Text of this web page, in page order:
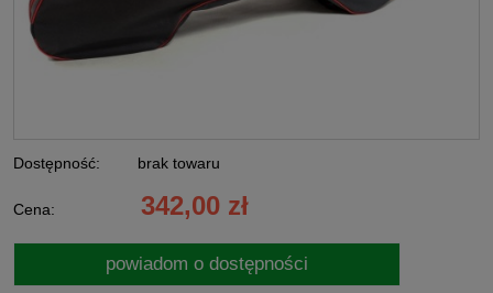
Dostępność: brak towaru
Cena: 342,00 zł
powiadom o dostępności